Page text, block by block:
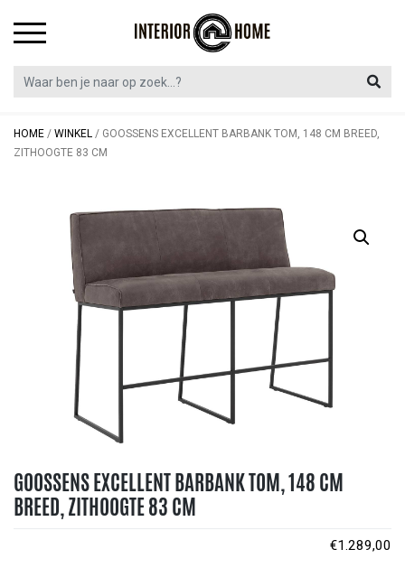
HOME / WINKEL / GOOSSENS EXCELLENT BARBANK TOM, 148 CM BREED,
ZITHOOGTE 83 CM
GOOSSENS EXCELLENT BARBANK TOM, 148 CM
BREED, ZITHOOGTE 83 CM
€1.289,00